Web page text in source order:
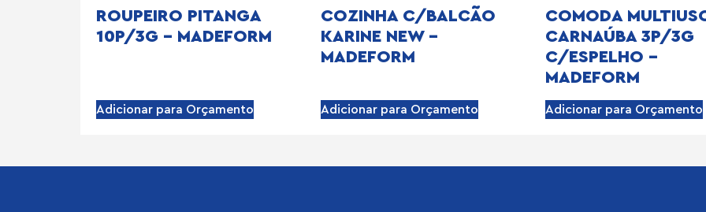
ROUPEIRO PITANGA
10P/3G – MADEFORM
Adicionar para Orçamento
COZINHA C/BALCÃO
KARINE NEW –
MADEFORM
Adicionar para Orçamento
COMODA
CARNAÚBA 3P/3G
C/ESPELHO –
MADEFORM
Adicionar para Orçamento